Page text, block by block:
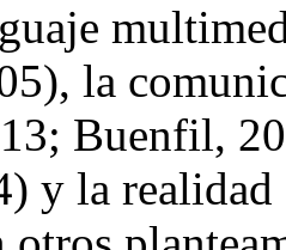
la
Buenfil,
y la